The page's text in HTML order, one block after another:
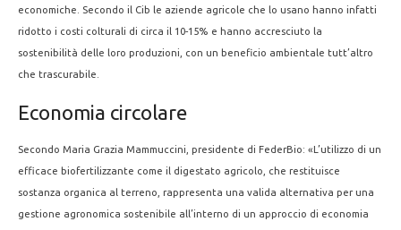
economiche. Secondo il Cib le aziende agricole che lo usano hanno infatti
ridotto i costi colturali di circa il 10-15% e hanno accresciuto la
sostenibilità delle loro produzioni, con un beneficio ambientale tutt’altro
che trascurabile.
Economia circolare
Secondo Maria Grazia Mammuccini, presidente di FederBio: «L’utilizzo di un
efficace biofertilizzante come il digestato agricolo, che restituisce
sostanza organica al terreno, rappresenta una valida alternativa per una
gestione agronomica sostenibile all’interno di un approccio di economia